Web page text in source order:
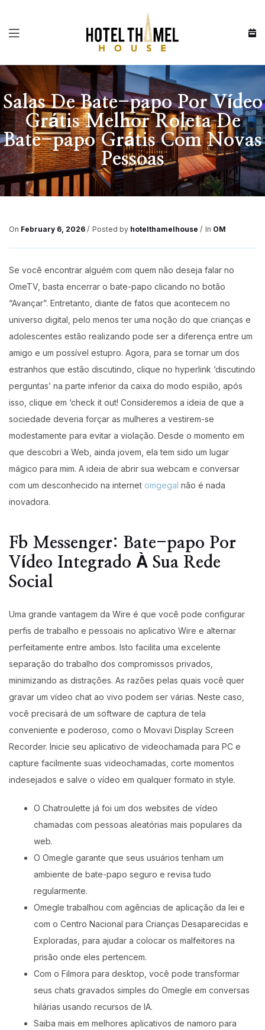
Menu
Salas De Bate-papo Por Vídeo
Grátis Melhor Roleta De
Bate-papo Grátis Com Novas
Pessoas
On February 6, 2026 Posted by hotelthamelhouse In OM
Se você encontrar alguém com quem não deseja falar no
OmeTV, basta encerrar o bate-papo clicando no botão
“Avançar”. Entretanto, diante de fatos que acontecem no
universo digital, pelo menos ter uma noção do que crianças e
adolescentes estão realizando pode ser a diferença entre um
amigo e um possível estupro. Agora, para se tornar um dos
estranhos que estão discutindo, clique no hyperlink ‘discutindo
perguntas’ na parte inferior da caixa do modo espião, após
isso, clique em ‘check it out! Consideremos a ideia de que a
sociedade deveria forçar as mulheres a vestirem-se
modestamente para evitar a violação. Desde o momento em
que descobri a Web, ainda jovem, ela tem sido um lugar
mágico para mim. A ideia de abrir sua webcam e conversar
com um desconhecido na internet omgegal não é nada
inovadora.
Fb Messenger: Bate-papo Por
Vídeo Integrado À Sua Rede
Social
Uma grande vantagem da Wire é que você pode configurar
perfis de trabalho e pessoais no aplicativo Wire e alternar
perfeitamente entre ambos. Isto facilita uma excelente
separação do trabalho dos compromissos privados,
minimizando as distrações. As razões pelas quais você quer
gravar um vídeo chat ao vivo podem ser várias. Neste caso,
você precisará de um software de captura de tela
conveniente e poderoso, como o Movavi Display Screen
Recorder. Inicie seu aplicativo de videochamada para PC e
capture facilmente suas videochamadas, corte momentos
indesejados e salve o vídeo em qualquer formato in style.
O Chatroulette já foi um dos websites de vídeo
chamadas com pessoas aleatórias mais populares da
web.
O Omegle garante que seus usuários tenham um
ambiente de bate-papo seguro e revisa tudo
regularmente.
Omegle trabalhou com agências de aplicação da lei e
com o Centro Nacional para Crianças Desaparecidas e
Exploradas, para ajudar a colocar os malfeitores na
prisão onde eles pertencem.
Com o Filmora para desktop, você pode transformar
seus chats gravados simples do Omegle em conversas
hilárias usando recursos de IA.
Saiba mais em melhores aplicativos de namoro para